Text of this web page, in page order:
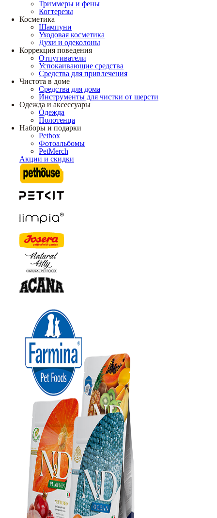
Триммеры и фены
Когтерезы
Косметика
Шампуни
Уходовая косметика
Духи и одеколоны
Коррекция поведения
Отпугиватели
Успокаивающие средства
Средства для привлечения
Чистота в доме
Средства для дома
Инструменты для чистки от шерсти
Одежда и аксессуары
Одежда
Полотенца
Наборы и подарки
Petbox
Фотоальбомы
PetMerch
Акции и скидки